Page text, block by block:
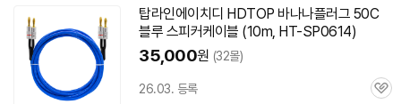
탑라인에이치디 HDTOP 바나나플러그 50C
블루 스피커케이블 (10m, HT-SP0614)
35,000원 (32몰)
26.03. 등록
관